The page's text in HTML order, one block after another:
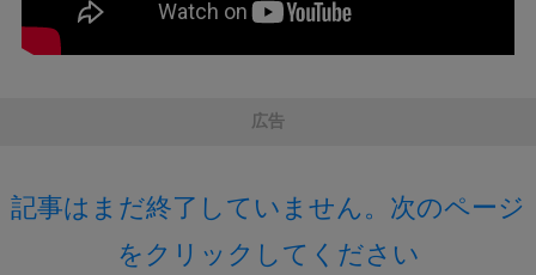
広告
記事はまだ終了していません。次のページ
をクリックしてください